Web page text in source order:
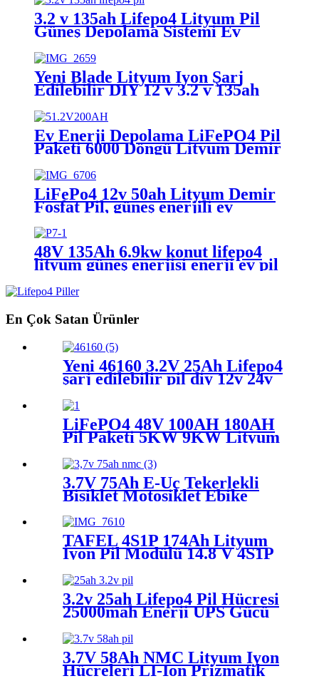
3.2 v 135ah Lifepo4 Lityum Pil
Güneş Depolama Sistemi Ev
Enerji Depolama Pil Sınıfı A +
50ah 135ah 165ah
Yeni Blade Lityum İyon Şarj
Edilebilir DIY 12 v 3.2 v 135ah
pil güneş sistemi enerji depolama
için
Ev Enerji Depolama LiFePO4 Pil
Paketi 6000 Döngü Lityum Demir
Fosfat Pil Paketi 51.2v 48v 200ah
şarj edilebilir piller
LiFePo4 12v 50ah Lityum Demir
Fosfat Pil, güneş enerjili ev
elektrik depolaması için dış
mekan enerjisi için
48V 135Ah 6.9kw konut lifepo4
lityum güneş enerjisi enerji ev pil
En Çok Satan Ürünler
Yeni 46160 3.2V 25Ah Lifepo4
şarj edilebilir pil diy 12v 24v
Elektrikli bisiklet scooter
motosiklet Güneş Enerjisi Pil
LiFePO4 48V 100AH ​​180AH
Pil Paketi 5KW 9KW Lityum
Paralel Solar UPS İçin
İnvertörle Uyumlu
3.7V 75Ah E-Üç Tekerlekli
Bisiklet Motosiklet Ebike
Elektrikli Araba Modülleri
için
TAFEL 4S1P 174Ah Lityum
İyon Pil Modülü 14.8 V 4S1P
Modülü Lityum İyon NMC Ev
Golf arabası için Şarj
Edilebilir 14.8 V 174AH
3.2v 25ah Lifepo4 Pil Hücresi
25000mah Enerji UPS Gücü
Derin Döngüleri
3.7V 58Ah NMC Lityum İyon
Hücreleri LI-Ion Prizmatik